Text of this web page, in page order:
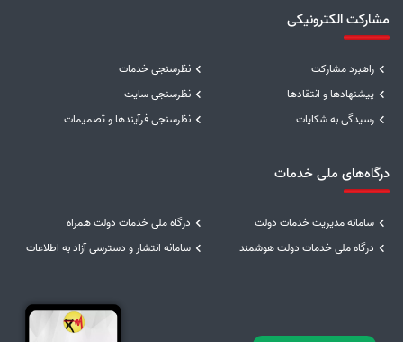
مشارکت الکترونیکی
راهبرد مشارکت
نظرسنجی خدمات
پیشنهادها و انتقادها
نظرسنجی سایت
رسیدگی به شکایات
نظرسنجی فرآیندها و تصمیمات
درگاه‌های ملی خدمات
سامانه مدیریت خدمات دولت
درگاه ملی خدمات دولت همراه
درگاه ملی خدمات دولت هوشمند
سامانه انتشار و دسترسی آزاد به اطلاعات